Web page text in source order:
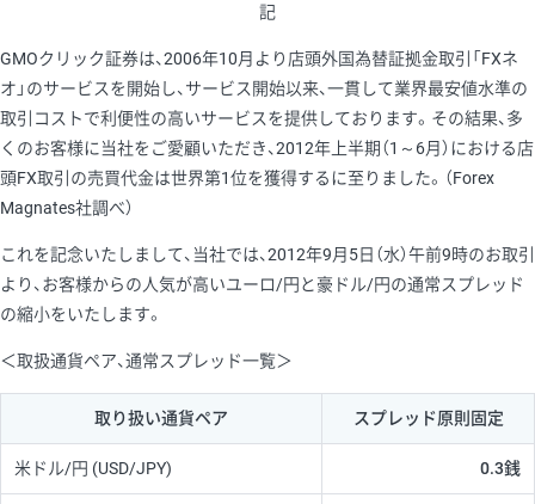
記
GMOクリック証券は、2006年10月より店頭外国為替証拠金取引「FXネ
オ」のサービスを開始し、サービス開始以来、一貫して業界最安値水準の
取引コストで利便性の高いサービスを提供しております。その結果、多
くのお客様に当社をご愛顧いただき、2012年上半期（1～6月）における店
頭FX取引の売買代金は世界第1位を獲得するに至りました。（Forex
Magnates社調べ）
これを記念いたしまして、当社では、2012年9月5日（水）午前9時のお取引
より、お客様からの人気が高いユーロ/円と豪ドル/円の通常スプレッド
の縮小をいたします。
＜取扱通貨ペア、通常スプレッド一覧＞
取り扱い通貨ペア スプレッド原則固定
米ドル/円 (USD/JPY) 0.3銭